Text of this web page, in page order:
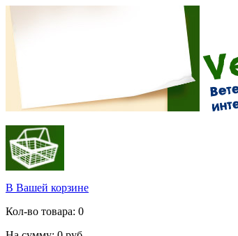
В Вашей корзине
Кол-во товара: 0